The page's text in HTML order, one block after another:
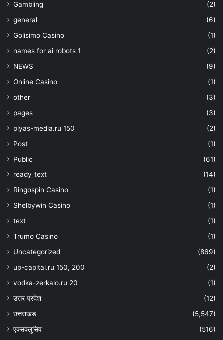
Gambling
(2)
general
(6)
Golisimo Casino
(1)
names for ai robots 1
(2)
NEWS
(9)
Online Casino
(1)
other
(3)
pages
(3)
plyas-media.ru 150
(2)
Post
(1)
Public
(61)
ready_text
(14)
Ringospin Casino
(1)
Shelbywin Casino
(1)
text
(1)
Trumo Casino
(1)
Uncategorized
(869)
up-capital.ru 150, 200
(2)
vodka-zerkalo.ru 20
(1)
उत्तर प्रदेश
(12)
उत्तराखंड
(5,547)
एक्सक्लुसिव
(516)